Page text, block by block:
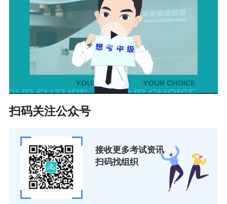
《经济法》全真模拟
扫码关注公众号
接收更多考试资讯
扫码找组织